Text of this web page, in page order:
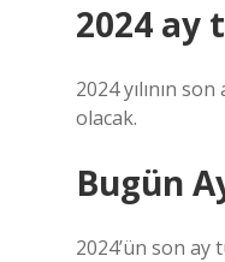
2024 ay
2024 yılının
olacak.
Bugün
2024’ün son ay